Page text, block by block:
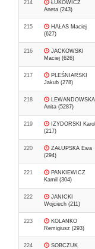
214
ŁUKOWICZ
Aneta (243)
215
HAŁAS Maciej
(627)
216
JACKOWSKI
Maciej (626)
217
PLEŚNIARSKI
Jakub (278)
218
LEWANDOWSKA
Anita (5287)
219
IZYDORSKI Karol
(217)
220
ZAŁUPSKA Ewa
(294)
221
PANKIEWICZ
Kamil (304)
222
JANICKI
Wojciech (211)
223
KOLANKO
Remigiusz (293)
224
SOBCZUK